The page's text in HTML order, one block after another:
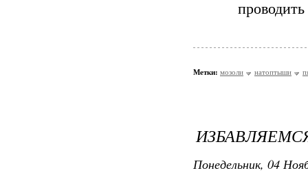
Метки: мозоли натоптыши
Понедельник, 04